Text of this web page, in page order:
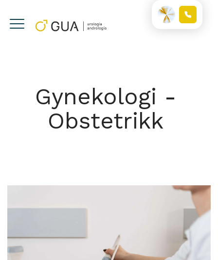
Gynekologi -
Obstetrikk